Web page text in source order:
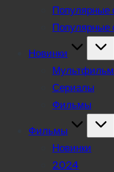
Популярные
Популярные
Новинки
Сериалы
Фильмы
Фильмы
Новинки
2024